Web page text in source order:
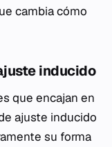
cambia cómo
inducido
que encajan en
ajuste inducido
su forma